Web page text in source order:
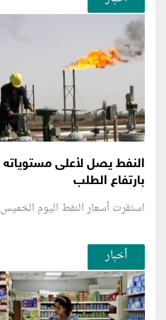
النفط يصل لأعلى
بارتفاع الطلب
استقرت أسعار النفط اليوم
أخبار